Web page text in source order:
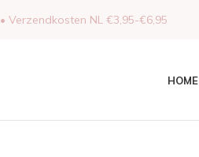
• Verzendkosten NL €3,95-€6,95
HOME